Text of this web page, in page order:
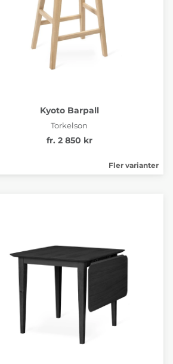
Kyoto Barpall
Torkelson
fr. 2 850 kr
Fler varianter